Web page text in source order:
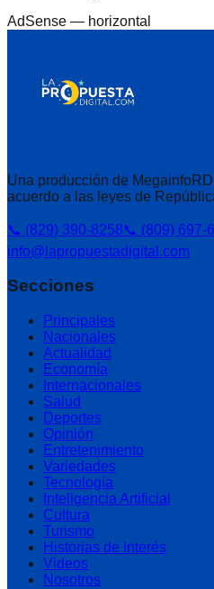
AdSense — horizontal
Una producción de
acuerdo a las leyes de
📞 (829) 390-8258📞 (809) 697-
info@lapropuestadigital.com
Secciones
Principales
Nacionales
Actualidad
Economía
Internacionales
Salud
Deportes
Opinión
Entretenimiento
Variedades
Tecnología
Inteligencia Artificial
Cultura
Turismo
Historias de Interés
Videos
Nosotros